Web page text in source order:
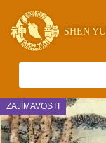
SHEN
ZAJÍMAVOSTI